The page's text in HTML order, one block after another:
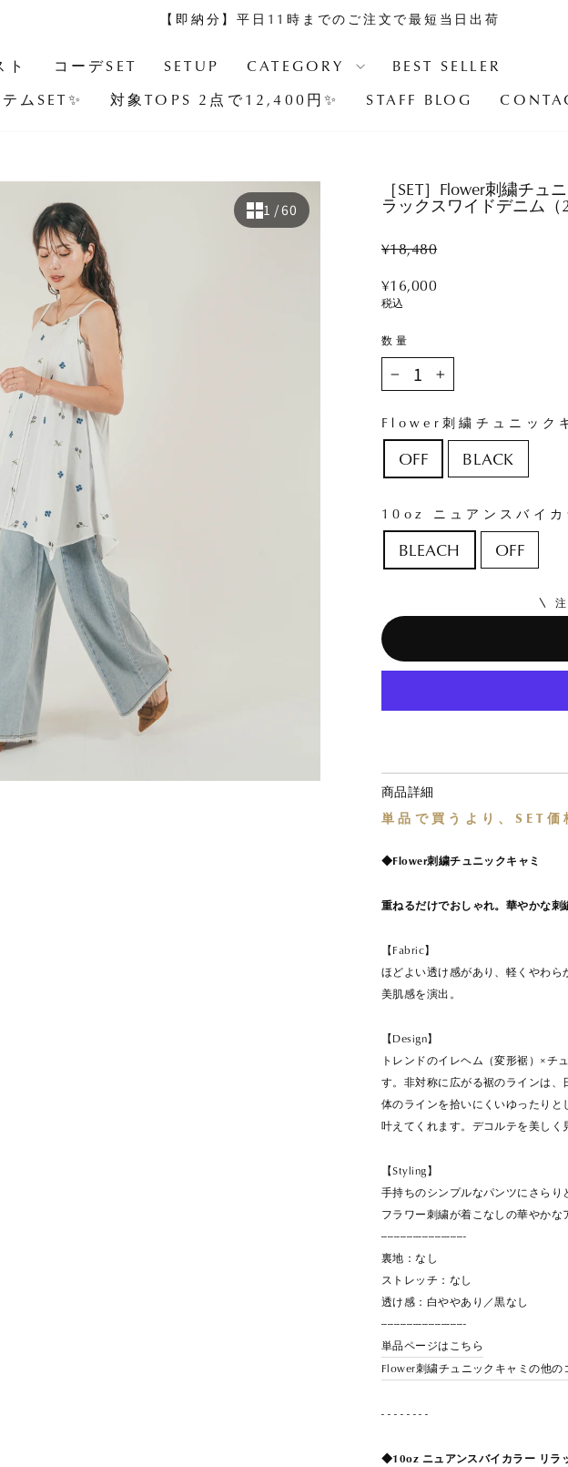
ラ
ド
【即納分】平日11時までのご注文で最短当日出荷
コーデSET SETUP CATEGORY
BEST SELLER
ムSET✨
対象TOPS 2点で12,400円✨ STAFF BLOG
1 / 60
［SET］Flower刺繍チ
ラックスワイドデニム（
Regular
¥18,480
Sale
price
¥16,000
税込
数量
− +
Flower刺繍チュニック
OFF BLACK
10oz ニュアンスバイカ
BLEACH OFF
商品詳細
単品で買うより、SET価
◆Flower刺繍チュニックキャミ
重ねるだけでおしゃれ。華やかな刺
【Fabric】
ほどよい透け感があり、軽くやわ
美肌感を演出。
【Design】
トレンドのイレヘム（変形裾）×チ
す。非対称に広がる裾のラインは
体のラインを拾いにくいゆったり
叶えてくれます。デコルテを美しく
【Styling】
手持ちのシンプルなパンツにさら
フラワー刺繍が着こなしの華やかな
---------------------------
裏地：なし
ストレッチ：なし
透け感：白ややあり／黒なし
---------------------------
単品ページはこちら
Flower刺繍チュニックキャミの他の
- - - - - - - -
◆10oz ニュアンスバイカラー リラ